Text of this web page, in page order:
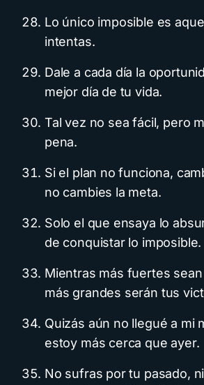
Lo único imposible es
intentas.
Dale a cada día la
mejor día de tu vida.
Tal vez no sea fácil, pero
pena.
Si el plan no funciona,
no cambies la meta.
Solo el que ensaya lo
de conquistar lo imposible.
Mientras más fuertes
más grandes serán tus
Quizás aún no llegué a mi
estoy más cerca que ayer.
No sufras por tu pasado,